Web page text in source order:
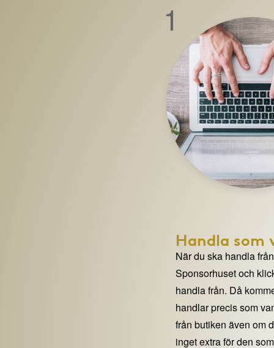
1
Handla som
När du ska handla
Sponsorhuset och
handla från. Då
handlar precis som
från butiken även om
inget extra för den